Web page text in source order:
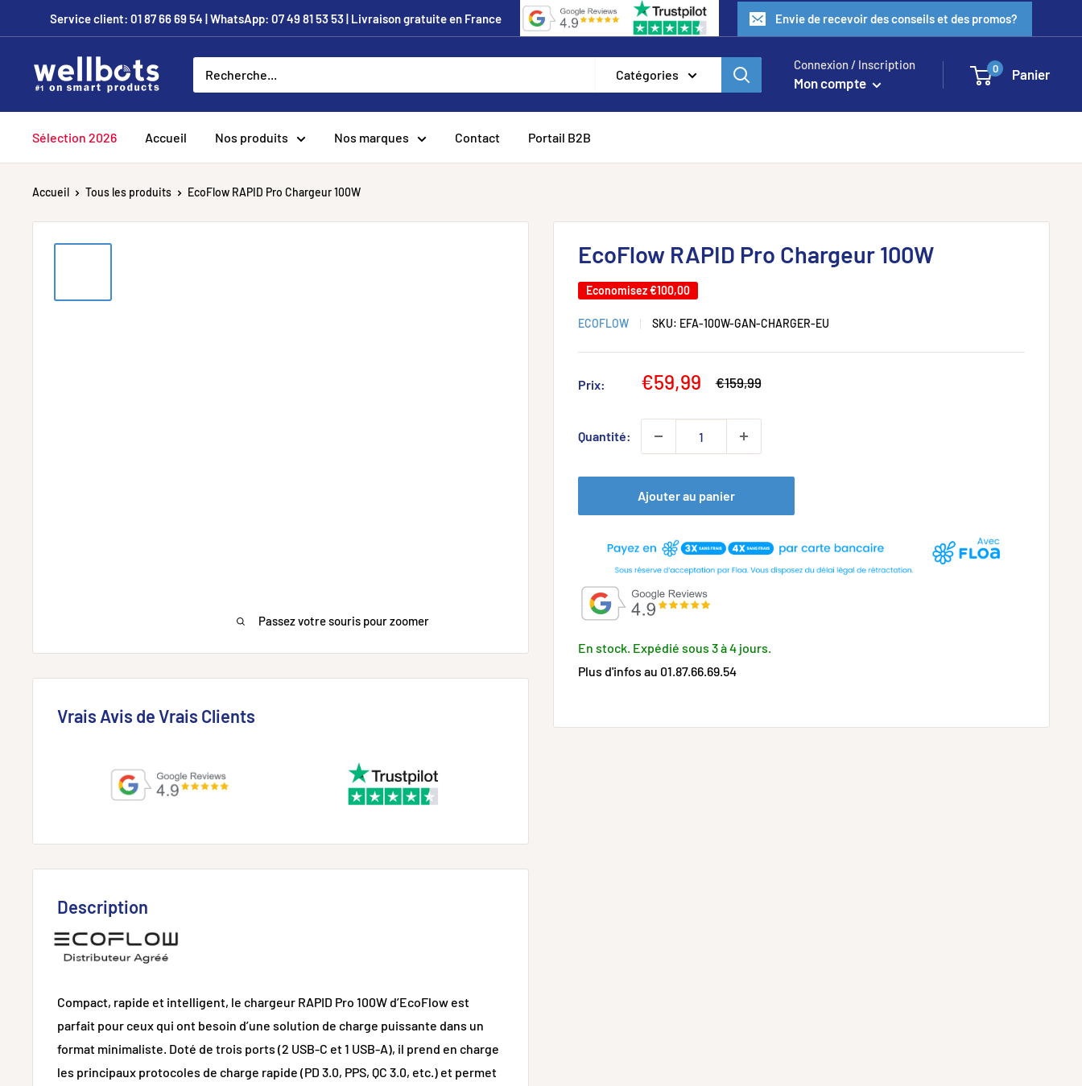
au
Service client: 01 87 66 69 54 | WhatsApp: 07 49 81 53 53 | Livraison gratuite en France Envie de recevoir des conseils et des promos?
Wellbots
Catégories
Connexion / Inscription
Mon compte
0 Panier
Sélection 2026 Accueil Nos produits Nos marques Contact Portail B2B
Accueil Tous les produits EcoFlow RAPID Pro Chargeur 100W
Passez votre souris pour zoomer
EcoFlow RAPID Pro Chargeur 100W
Economisez€100,00
ECOFLOW SKU: EFA-100W-GAN-CHARGER-EU
Prix:
Prix
€59,99
Prix
€159,99
Quantité:
Ajouter au panier
En stock. Expédié sous 3 à 4 jours.
Plus d'infos au 01.87.66.69.54
Vrais Avis de Vrais Clients
Description
Compact, rapide et intelligent, le chargeur RAPID Pro 100W d’EcoFlow est
parfait pour ceux qui ont besoin d’une solution de charge puissante dans un
format minimaliste. Doté de trois ports (2 USB-C et 1 USB-A), il prend en charge
les principaux protocoles de charge rapide (PD 3.0, PPS, QC 3.0, etc.) et permet